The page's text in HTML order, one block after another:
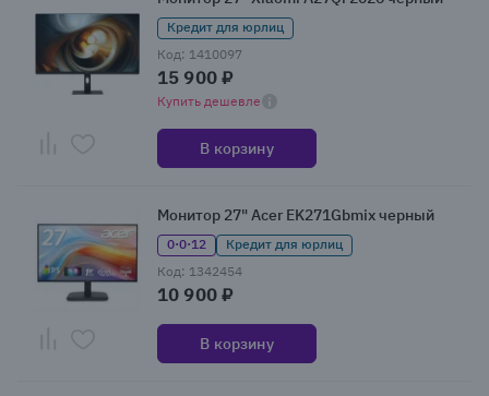
Кредит для юрлиц
Код: 1410097
15 900 ₽
Купить дешевле
В корзину
Монитор 27" Acer EK271Gbmix черный
0·0·12
Кредит для юрлиц
Код: 1342454
10 900 ₽
В корзину